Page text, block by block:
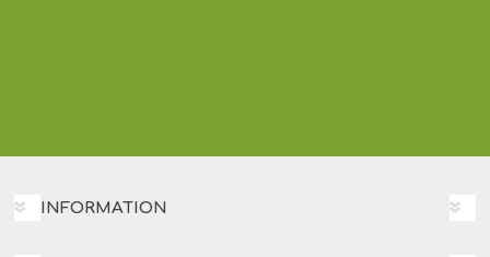
INFORMATION